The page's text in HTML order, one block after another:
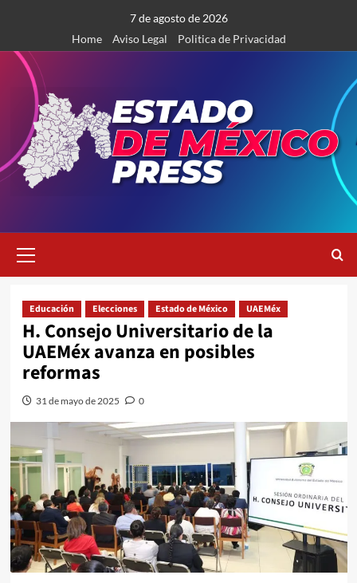
contenido
7 de agosto de 2026
Home
Aviso Legal Politica de Privacidad
primario
Educación Elecciones Estado de México UAEMéx
H. Consejo Universitario de la
UAEMéx avanza en posibles
reformas
31 de mayo de 2025 0